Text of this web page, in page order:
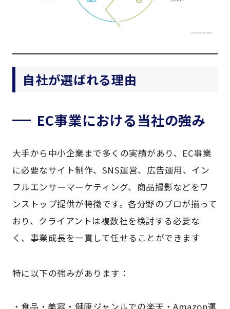
自社が選ばれる理由
EC事業における当社の強み
大手から中小企業まで多くの実績があり、EC事業
に必要なサイト制作、SNS運営、広告運用、イン
フルエンサーマーケティング、商品撮影などをワ
ンストップ提供が特徴です。各分野のプロが揃って
おり、クライアントは複数社を検討する必要な
く、事業成長を一貫して任せることができます
特に以下の強みがあります：
食品・美容・健康ジャンルでの楽天・Amazon運